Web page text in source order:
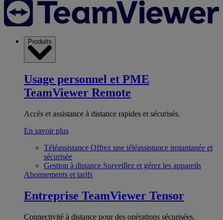
Produits
Usage personnel et PME
TeamViewer Remote
Accès et assistance à distance rapides et sécurisés.
En savoir plus
Téléassistance Offrez une téléassistance instantanée et
sécurisée
Gestion à distance Surveillez et gérez les appareils
Abonnements et tarifs
Entreprise TeamViewer Tensor
Connectivité à distance pour des opérations sécurisées.